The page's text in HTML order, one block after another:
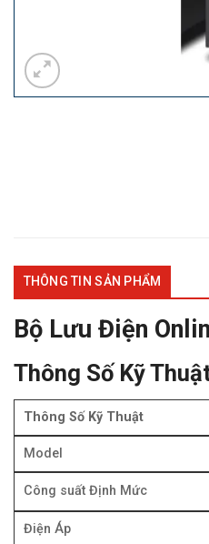
THÔNG TIN SẢN PHẨM
Bộ Lưu Điện
Thông Số Kỹ
Thông Số Kỹ Thuật
Model
Công suất Định Mức
Điện Áp